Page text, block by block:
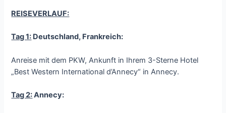
REISEVERLAUF:
Tag 1: Deutschland, Frankreich:
Anreise mit dem PKW, Ankunft in Ihrem 3-Sterne Hotel
„Best Western International d’Annecy“ in Annecy.
Tag 2:Annecy: